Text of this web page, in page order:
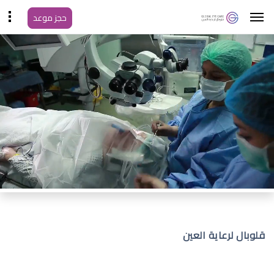
حجز موعد
قلوبال لرعاية العين